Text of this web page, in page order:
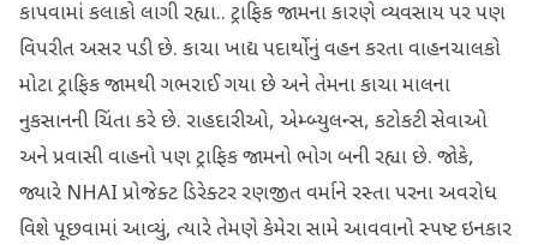
કાપવામાં કલાકો લાગી રહ્યા.. ટ્રાફિક જામના કારણે વ્યવસાય પર પણ
વિપરીત અસર પડી છે. કાચા ખાદ્ય પદાર્થોનું વહન કરતા વાહનચાલકો
મોટા ટ્રાફિક જામથી ગભરાઈ ગયા છે અને તેમના કાચા માલના
નુકસાનની ચિંતા કરે છે. રાહદારીઓ, એમ્બ્યુલન્સ, કટોકટી સેવાઓ
અને પ્રવાસી વાહનો પણ ટ્રાફિક જામનો ભોગ બની રહ્યા છે. જોકે,
જ્યારે NHAI પ્રોજેક્ટ ડિરેક્ટર રણજીત વર્માને રસ્તા પરના અવરોધ
વિશે પૂછવામાં આવ્યું, ત્યારે તેમણે કેમેરા સામે આવવાનો સ્પષ્ટ ઇનકાર